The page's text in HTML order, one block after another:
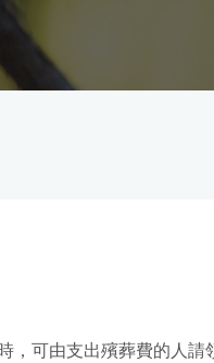
，可由支出殯葬費的人請